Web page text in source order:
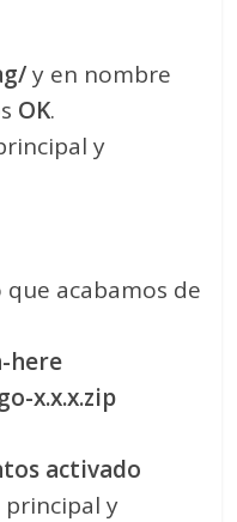
y en nombre
OK.
y
que acabamos de
here
x.x.x.zip
activado
principal y